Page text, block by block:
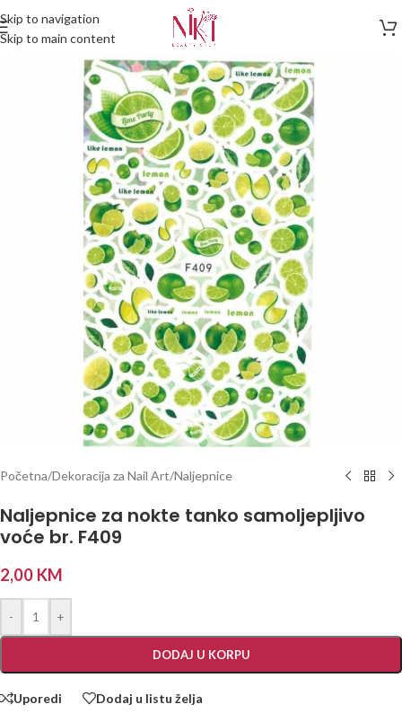
Skip to navigation
Skip to main content
Početna/Dekoracija za Nail Art/Naljepnice
Naljepnice za nokte tanko samoljepljivo
voće br. F409
2,00 KM
- +
DODAJ U KORPU
Uporedi Dodaj u listu želja